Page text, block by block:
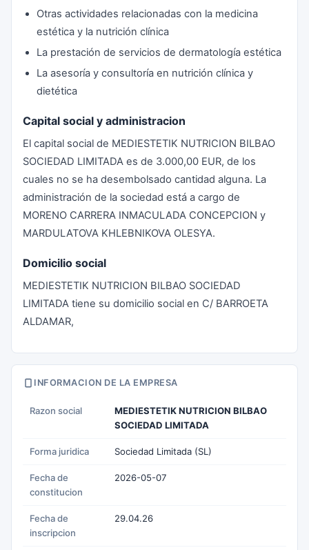
Otras actividades relacionadas con la medicina
estética y la nutrición clínica
La prestación de servicios de dermatología estética
La asesoría y consultoría en nutrición clínica y
dietética
Capital social y administracion
El capital social de MEDIESTETIK NUTRICION BILBAO
SOCIEDAD LIMITADA es de 3.000,00 EUR, de los
cuales no se ha desembolsado cantidad alguna. La
administración de la sociedad está a cargo de
MORENO CARRERA INMACULADA CONCEPCION y
MARDULATOVA KHLEBNIKOVA OLESYA.
Domicilio social
MEDIESTETIK NUTRICION BILBAO SOCIEDAD
LIMITADA tiene su domicilio social en C/ BARROETA
ALDAMAR,
INFORMACION DE LA EMPRESA
Razon social
MEDIESTETIK NUTRICION BILBAO
SOCIEDAD LIMITADA
Forma juridica Sociedad Limitada (SL)
Fecha de
constitucion
2026-05-07
Fecha de
inscripcion
29.04.26